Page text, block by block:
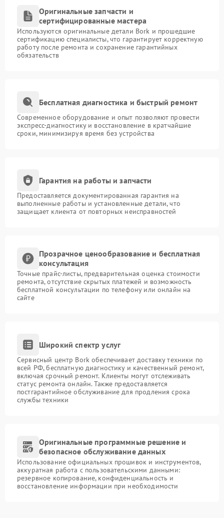
Оригинальные запчасти и
сертифицированные мастера
Используются оригинальные детали Bork и прошедшие
сертификацию специалисты, что гарантирует корректную
работу после ремонта и сохранение гарантийных
обязательств
Бесплатная диагностика и быстрый ремонт
Современное оборудование и опыт позволяют провести
экспресс-диагностику и восстановление в кратчайшие
сроки, минимизируя время без устройства
Гарантия на работы и запчасти
Предоставляется документированная гарантия на
выполненные работы и установленные детали, что
защищает клиента от повторных неисправностей
Прозрачное ценообразование и бесплатная
консультация
Точные прайс-листы, предварительная оценка стоимости
ремонта, отсутствие скрытых платежей и возможность
бесплатной консультации по телефону или онлайн на
сайте
Широкий спектр услуг
Сервисный центр Bork обеспечивает доставку техники по
всей РФ, бесплатную диагностику и качественный ремонт,
включая срочный ремонт. Клиенты могут отслеживать
статус ремонта онлайн. Также предоставляется
постгарантийное обслуживание для продления срока
службы техники
Оригинальные программные решение и
безопасное обслуживание данных
Использование официальных прошивок и инструментов,
аккуратная работа с пользовательскими данными:
резервное копирование, конфиденциальность и
восстановление информации при необходимости